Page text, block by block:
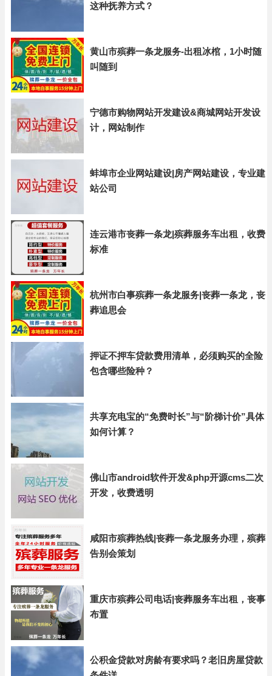
这种抚养方式？
黄山市殡葬一条龙服务-出租冰棺，1小时随
叫随到
宁德市购物网站开发建设&商城网站开发设
计，网站制作
蚌埠市企业网站建设|房产网站建设，专业建
站公司
连云港市丧葬一条龙|殡葬服务车出租，收费
标准
杭州市白事殡葬一条龙服务|丧葬一条龙，丧
葬追思会
押证不押车贷款费用清单，必须购买的全险
包含哪些险种？
共享充电宝的“免费时长”与“阶梯计价”具体
如何计算？
佛山市android软件开发&php开源cms二次
开发，收费透明
咸阳市殡葬热线|丧葬一条龙服务办理，殡葬
告别会策划
重庆市殡葬公司电话|丧葬服务车出租，丧事
布置
公积金贷款对房龄有要求吗？老旧房屋贷款